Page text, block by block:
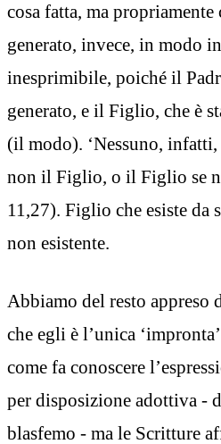
cosa fatta, ma propriamente
generato, invece, in modo
inesprimibile, poiché il
generato, e il Figlio, che è
(il modo). ‘Nessuno, infatti,
non il Figlio, o il Figlio se
11,27). Figlio che esiste da
non esistente.
Abbiamo del resto appreso
che egli è l’unica
come fa conoscere
per disposizione adottiva -
blasfemo - ma le Scritture